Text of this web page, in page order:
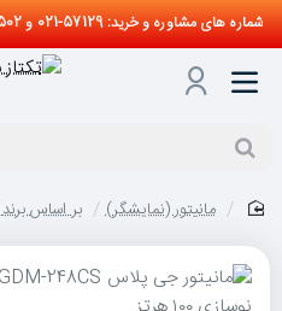
شماره های مشاوره و خرید: 57129-021 و 09121759502
مانیتور (نمایشگر) بر اساس برند